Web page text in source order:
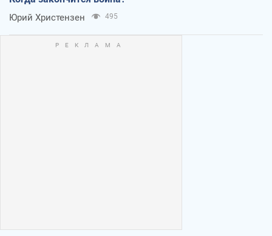
Юрий Христензен 495